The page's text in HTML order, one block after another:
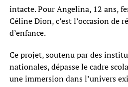
intacte. Pour Angelina, 12 ans,
Céline Dion, c’est l’occasion de
d’enfance.
Ce projet, soutenu par des
nationales, dépasse le cadre
une immersion dans l’univers